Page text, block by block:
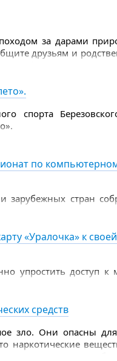
за дарами
друзьям и
(их нужно брать
от насекомых,
так вы будете
спорта
по
зарубежных стран
пенсионеров.
«Уралочка» к
упростить доступ к
Сбербанк Онлайн
средств
зло. Они опасны для
наркотические